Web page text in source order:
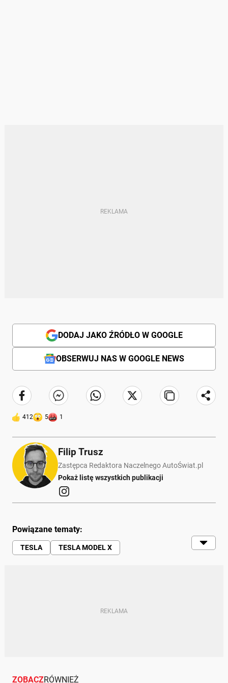
DODAJ JAKO ŹRÓDŁO W GOOGLE
OBSERWUJ NAS W GOOGLE NEWS
412 5 1
Filip Trusz
Zastępca Redaktora Naczelnego AutoŚwiat.pl
Pokaż listę wszystkich publikacji
Powiązane tematy:
TESLA
TESLA MODEL X
ZOBACZRÓWNIEŻ